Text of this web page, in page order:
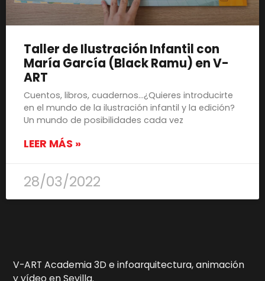
Taller de Ilustración Infantil con
María García (Black Ramu) en V-
ART
Cuentos, libros, cuadernos…¿Quieres introducirte
en el mundo de la ilustración infantil y la edición?
Un mundo de posibilidades cada vez
LEER MÁS »
28/03/2022
V-ART Academia 3D e infoarquitectura, animación
y vídeo en Sevilla.